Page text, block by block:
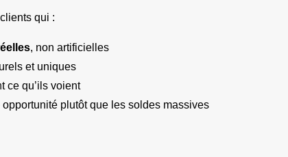
qui :
, non artificielles
et uniques
ce qu’ils voient
plutôt que les soldes massives